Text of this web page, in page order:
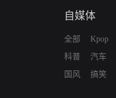
自媒体
全部
科普
国风
Kpop
汽车
搞笑